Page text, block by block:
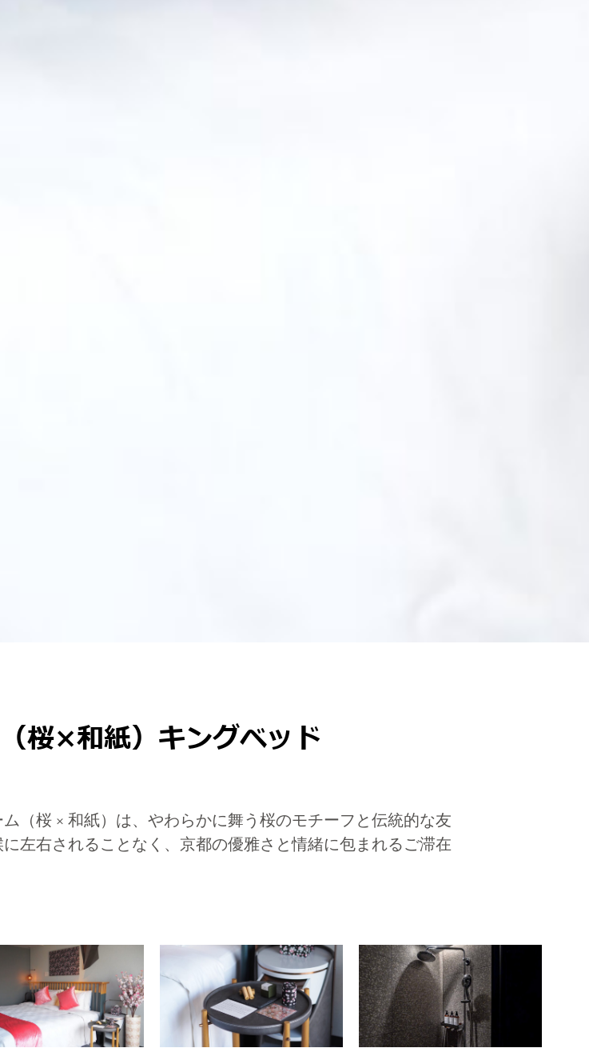
桜×和紙）キングベッド
（桜 × 和紙）は、やわらかに舞う桜のモチーフと伝統的な友
左右されることなく、京都の優雅さと情緒に包まれるご滞在